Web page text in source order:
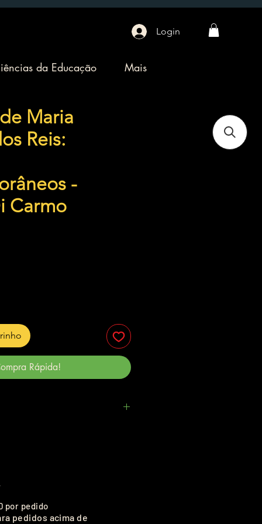
Login
da Educação Mais
Maria
Reis:
-
Carmo
Rápida!
por pedido
pedidos acima de